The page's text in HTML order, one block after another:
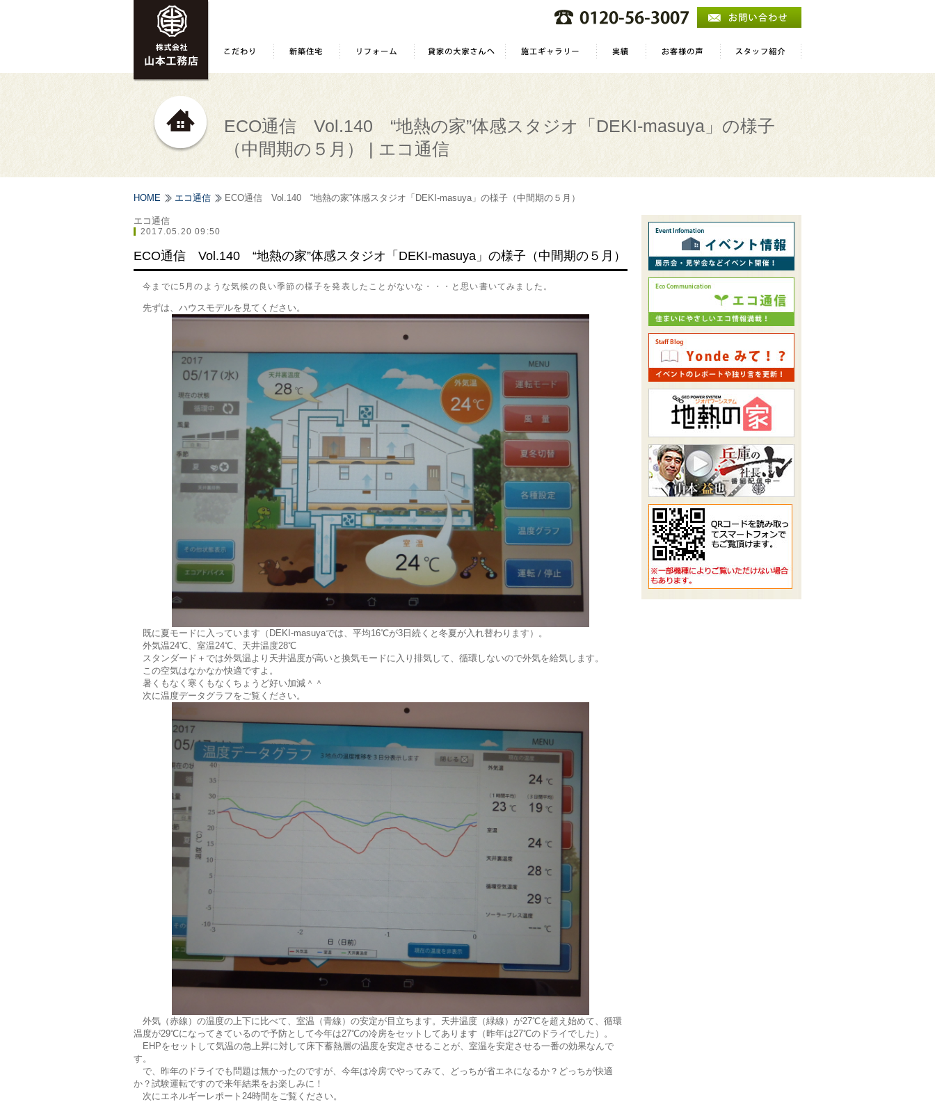
ECO通信 Vol.140 “地熱の家”体感スタジオ「DEKI-masuya」の様子
（中間期の５月） | エコ通信
HOME エコ通信 ECO通信 Vol.140 “地熱の家”体感スタジオ「DEKI-masuya」の様子（中間期の５月）
エコ通信
2017.05.20 09:50
ECO通信 Vol.140 “地熱の家”体感スタジオ「DEKI-masuya」の様子（中間期の５月）
今までに5月のような気候の良い季節の様子を発表したことがないな・・・と思い書いてみました。
先ずは、ハウスモデルを見てください。
既に夏モードに入っています（DEKI-masuyaでは、平均16℃が3日続くと冬夏が入れ替わります）。
外気温24℃、室温24℃、天井温度28℃
スタンダード＋では外気温より天井温度が高いと換気モードに入り排気して、循環しないので外気を給気します。
この空気はなかなか快適ですよ。
暑くもなく寒くもなくちょうど好い加減＾＾
次に温度データグラフをご覧ください。
外気（赤線）の温度の上下に比べて、室温（青線）の安定が目立ちます。天井温度（緑線）が27℃を超え始めて、循環
温度が29℃になってきているので予防として今年は27℃の冷房をセットしてあります（昨年は27℃のドライでした）。
EHPをセットして気温の急上昇に対して床下蓄熱層の温度を安定させることが、室温を安定させる一番の効果なんで
す。
で、昨年のドライでも問題は無かったのですが、今年は冷房でやってみて、どっちが省エネになるか？どっちが快適
か？試験運転ですので来年結果をお楽しみに！
次にエネルギーレポート24時間をご覧ください。